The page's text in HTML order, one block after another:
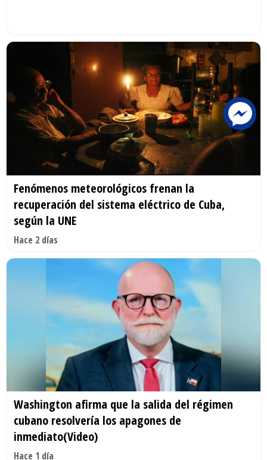
Fenómenos meteorológicos frenan la
recuperación del sistema eléctrico de Cuba,
según la UNE
Hace 2 días
Washington afirma que la salida del régimen
cubano resolvería los apagones de
inmediato(Video)
Hace 1 día